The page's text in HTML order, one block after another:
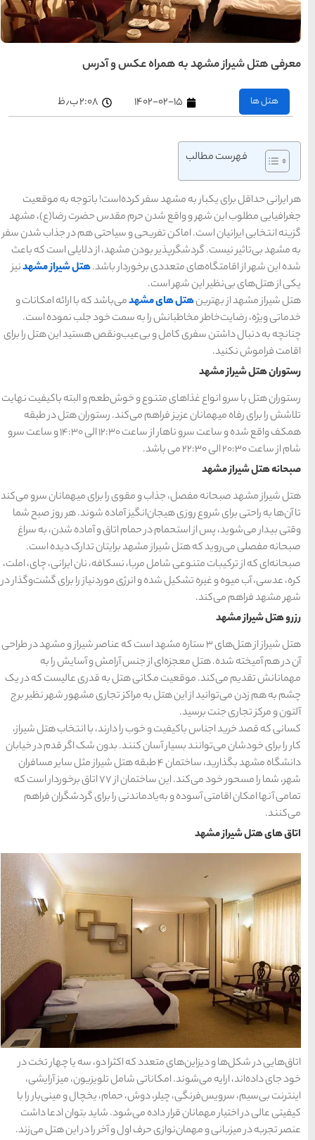
و آدرس
۲:۰۸ ب٫ظ
باتوجه به موقعیت
مقدس حضرت رضا(ع)، مشهد
و سیاحتی هم در جذاب شدن سفر
از دلایلی است که باعث
باشد.هتل شیراز مشهدنیز
که با ارائه امکانات و
خود جلب نموده ‌است.
هستید این هتل را برای
و البته باکیفیت نهایت
رستوران هتل در طبقه
همکف واقع شده و ساعت سرو ناهار از ساعت 12:30 الی 14:30 و ساعت سرو
را برای میهمانان سرو می‌کند
آماده شوند. هر روز صبح شما
و آماده شدن، به سراغ
تدارک دیده ‌است.
نان ایرانی، چای، املت،
موردنیاز را برای گشت‌وگذار در
مشهد است که عناصر شیراز و مشهد در طراحی
و آسایش را به
به قدری عالیست که در یک
تجاری مشهور شهر نظیر برج
با انتخاب هتل شیراز،
بدون شک اگر قدم در خیابان
ساختمان ۴ طبقه‌ هتل شیراز مثل سایر مسافران
شهر، شما را مسحور خود می‌کند. این ساختمان از ۷۷ اتاق برخوردار است که
را برای گردشگران فراهم
دو، سه یا چهار تخت در
تلویزیون، میز آرایشی،
یخچال و مینی‌بار را با
شاید بتوان ادعا داشت
و آخر را در این هتل می‌زند.
های
تهران
کیش
راهنمای
های
شیراز
رزرو
هتل
شیراز
قشم
سفر به
قشم
رزرو
های
قشم
مشهد
راهنمای
رزرو
هتل
های
مشهد
اصفهان
های
تبریز
راهنمای
رزرو
هتل
های
تبریز
یزد
سفر به
یزد
رزرو
هتل
های
یزد
دسته بندی ها
انواع سفر(73)
ایرانگردی(1,270)
جهانگردی(692)
راهنمای سفر(409)
سفرهای پیشنهادی(133)
غذا و خوراک(218)
مناطق خاص و رومانتیک
(65)
محبوب
آخرین
مقالات
منتخب
سردبیر
سرزمین موج های آبی
مشهد
1404-03-15
شهر چادگان اصفهان
1403-06-13